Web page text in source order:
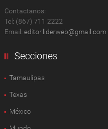
Contactanos:
Tel: (867) 711 2222
Email: editor.liderweb@gmail.com
Secciones
Tamaulipas
Texas
México